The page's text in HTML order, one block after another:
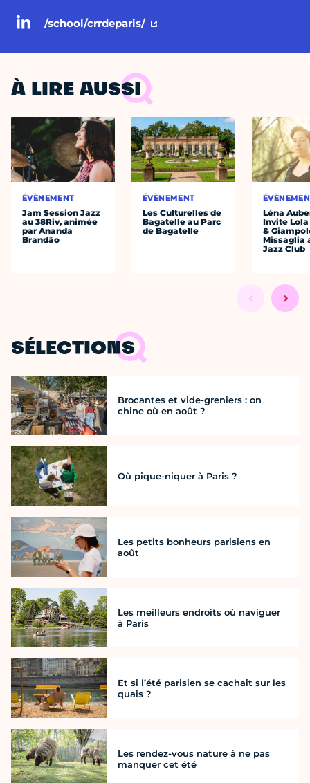
/school/crrdeparis/
À LIRE AUSSI
ÉVÈNEMENT
Jam Session Jazz
au 38Riv, animée
par Ananda
Brandão
ÉVÈNEMENT
Les Culturelles de
Bagatelle au Parc
de Bagatelle
Léna
Invite Lola
&
Missaglia
Jazz Club
SÉLECTIONS
Brocantes et vide-greniers : on
chine où en août ?
Où pique-niquer à Paris ?
Les petits bonheurs parisiens en
août
Les meilleurs endroits où naviguer
à Paris
Et si l’été parisien se cachait sur les
quais ?
Les rendez-vous nature à ne pas
manquer cet été